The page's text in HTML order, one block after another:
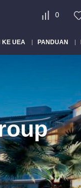
0
KE UEA PANDUAN